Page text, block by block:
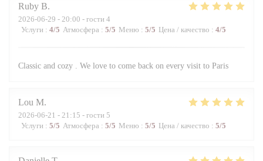
Ruby B
2026-06-29 - 20:00 - гости 4
Услуги : 4/5 Атмосфера : 5/5 Меню : 5/5 Цена / качество : 4/5
Classic and cozy . We love to come back on every visit to Paris
Lou M
2026-06-21 - 21:15 - гости 5
Услуги : 5/5 Атмосфера : 5/5 Меню : 5/5 Цена / качество : 5/5